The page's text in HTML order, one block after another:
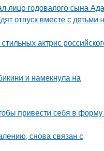
лицо годовалого сына
отпуск вместе с детьми
актрис
и намекнула на
привести себя в форму
снова связан с